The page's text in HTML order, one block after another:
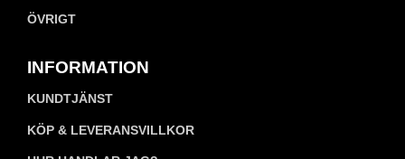
ÖVRIGT
INFORMATION
KUNDTJÄNST
KÖP & LEVERANSVILLKOR